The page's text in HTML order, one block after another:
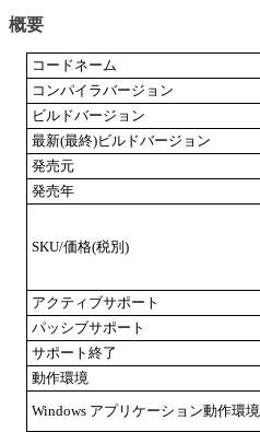
概要
コードネーム
コンパイラバージョン
ビルドバージョン
最新(最終)ビルドバージョン
発売元
発売年
SKU/価格(税別)
アクティブサポート
パッシブサポート
サポート終了
動作環境
Windows アプリケーション動作環境